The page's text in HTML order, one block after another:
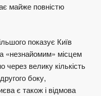
майже повністю
показує Київ
«незнайомим» місцем
через велику кількість
боку,
є також і відмова